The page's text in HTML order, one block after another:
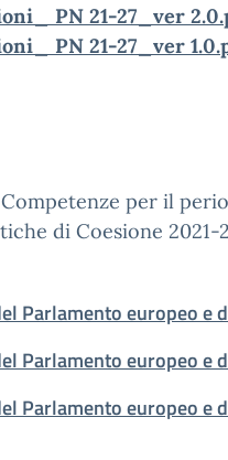
PN 21-27_ver
PN 21-27_ver
per il
di Coesione 2021-
Parlamento europeo e
Parlamento europeo e
Parlamento europeo e